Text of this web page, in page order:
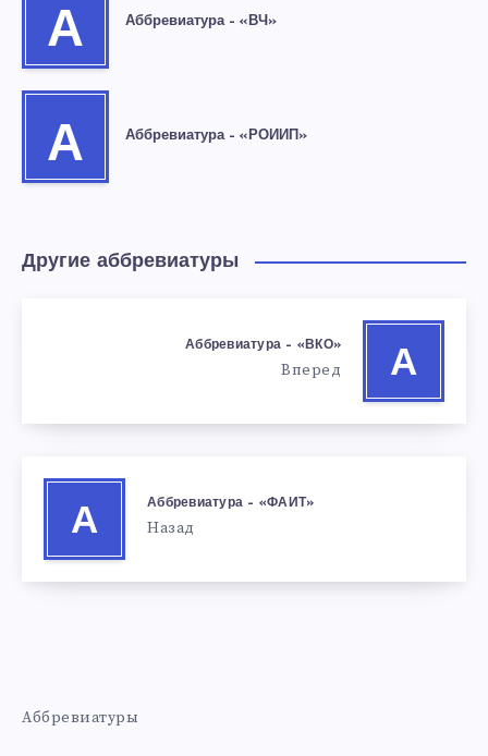
А Аббревиатура – «ВЧ»
А Аббревиатура – «РОИИП»
Другие аббревиатуры
А
Аббревиатура – «ВКО»
Вперед
А
Аббревиатура – «ФАИТ»
Назад
Аббревиатуры